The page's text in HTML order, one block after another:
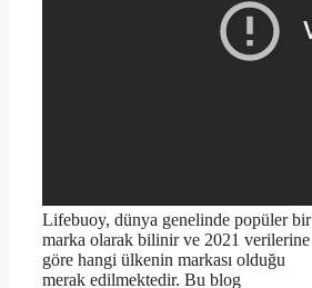
Lifebuoy, dünya genelinde popüler bir
marka olarak bilinir ve 2021 verilerine
göre hangi ülkenin markası olduğu
merak edilmektedir. Bu blog